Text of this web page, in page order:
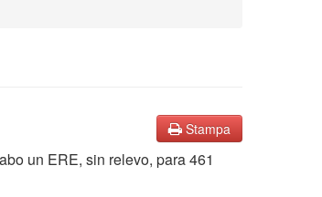
Stampa
un ERE, sin relevo, para 461